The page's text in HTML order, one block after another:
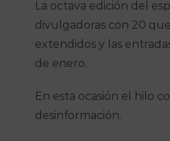
La octava edición del
divulgadoras con 20
extendidos y las
de enero.
En esta ocasión el hilo
desinformación.